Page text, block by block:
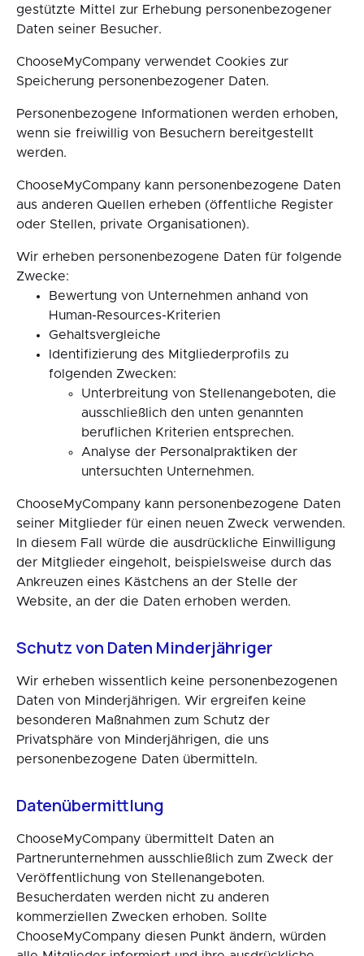
gestützte Mittel zur Erhebung personenbezogener
Daten seiner Besucher.
ChooseMyCompany verwendet Cookies zur
Speicherung personenbezogener Daten.
Personenbezogene Informationen werden erhoben,
wenn sie freiwillig von Besuchern bereitgestellt
werden.
ChooseMyCompany kann personenbezogene Daten
aus anderen Quellen erheben (öffentliche Register
oder Stellen, private Organisationen).
Wir erheben personenbezogene Daten für folgende
Zwecke:
Bewertung von Unternehmen anhand von
Human-Resources-Kriterien
Gehaltsvergleiche
Identifizierung des Mitgliederprofils zu
folgenden Zwecken:
Unterbreitung von Stellenangeboten, die
ausschließlich den unten genannten
beruflichen Kriterien entsprechen.
Analyse der Personalpraktiken der
untersuchten Unternehmen.
ChooseMyCompany kann personenbezogene Daten
seiner Mitglieder für einen neuen Zweck verwenden.
In diesem Fall würde die ausdrückliche Einwilligung
der Mitglieder eingeholt, beispielsweise durch das
Ankreuzen eines Kästchens an der Stelle der
Website, an der die Daten erhoben werden.
Schutz von Daten Minderjähriger
Wir erheben wissentlich keine personenbezogenen
Daten von Minderjährigen. Wir ergreifen keine
besonderen Maßnahmen zum Schutz der
Privatsphäre von Minderjährigen, die uns
personenbezogene Daten übermitteln.
Datenübermittlung
ChooseMyCompany übermittelt Daten an
Partnerunternehmen ausschließlich zum Zweck der
Veröffentlichung von Stellenangeboten.
Besucherdaten werden nicht zu anderen
kommerziellen Zwecken erhoben. Sollte
ChooseMyCompany diesen Punkt ändern, würden